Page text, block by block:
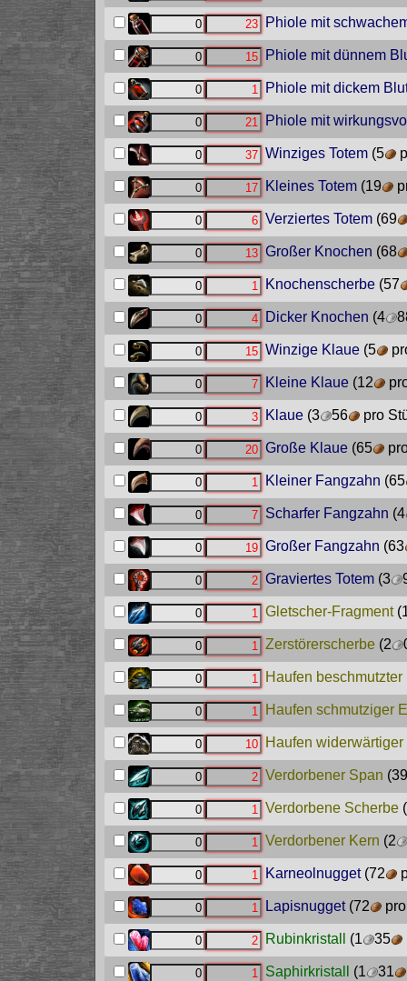
Phiole mit
Phiole mit dünnem
Phiole mit dickem
Phiole mit
Winziges Totem(5
Kleines Totem(19
Verziertes Totem(69
Großer Knochen (68
Knochenscherbe(57
Dicker Knochen (4
Winzige Klaue(5
Kleine Klaue(12
Klaue(3 56 pro
Große Klaue(65
Kleiner Fangzahn (65
Scharfer Fangzahn (4
Großer Fangzahn (63
Graviertes Totem(3
Gletscher-Fragment
Zerstörerscherbe(2
Haufen beschmutzter
Haufen schmutziger
Haufen widerwärtiger
Verdorbener Span (39
Verdorbene Scherbe
Verdorbener Kern (2
Karneolnugget(72
Lapisnugget(72 pro
Rubinkristall (1 35
Saphirkristall (1 31